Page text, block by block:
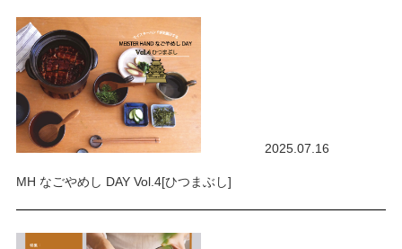
2025.07.16
MH なごやめし DAY Vol.4[ひつまぶし]